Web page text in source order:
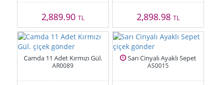
2,889.90TL 2,898.98 TL
Camda 11 Adet Kırmızı Gül.
AR0089
Sarı Cinyalı Ayaklı Sepet
AS0015